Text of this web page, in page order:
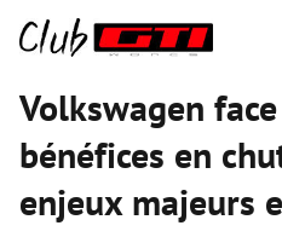
Volkswagen
bénéfices en
enjeux majeurs